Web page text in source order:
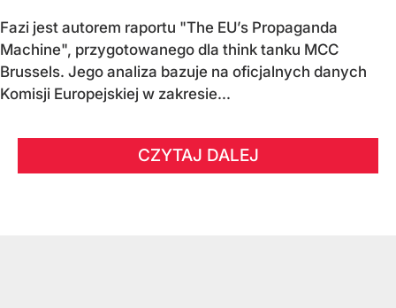
Fazi jest autorem raportu "The EU’s Propaganda
Machine", przygotowanego dla think tanku MCC
Brussels. Jego analiza bazuje na oficjalnych danych
Komisji Europejskiej w zakresie...
CZYTAJ DALEJ